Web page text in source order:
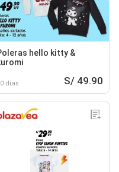
hello kitty &
días S/ 49.90